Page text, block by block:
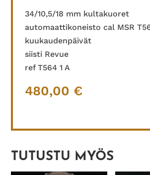
34/10,5/18 mm kultakuoret
automaattikoneisto cal MSR
kuukaudenpäivät
siisti Revue
ref T564 1 A
480,00 €
TUTUSTU MYÖS